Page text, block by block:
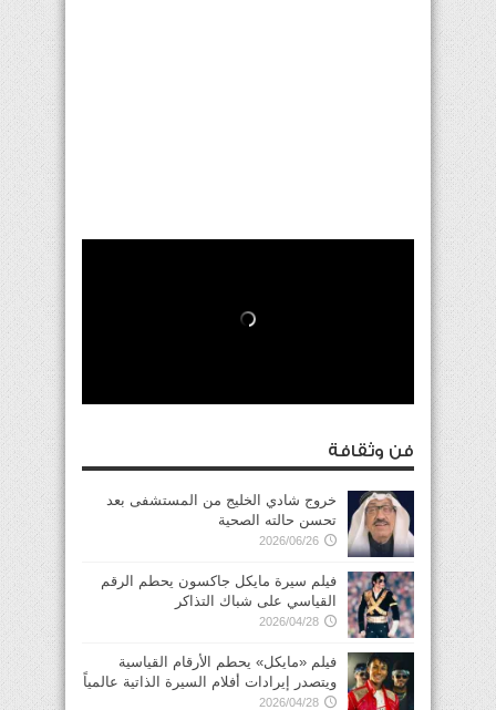
فن وثقافة
خروج شادي الخليج من المستشفى بعد
تحسن حالته الصحية
2026/06/26
فيلم سيرة مايكل جاكسون يحطم الرقم
القياسي على شباك التذاكر
2026/04/28
فيلم «مايكل» يحطم الأرقام القياسية
ويتصدر إيرادات أفلام السيرة الذاتية عالمياً
2026/04/28